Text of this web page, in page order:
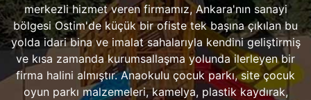
merkezli hizmet veren firmamız, Ankara'nın sanayi
bölgesi Ostim'de küçük bir ofiste tek başına çıkılan bu
yolda idari bina ve imalat sahalarıyla kendini geliştirmiş
ve kısa zamanda kurumsallaşma yolunda ilerleyen bir
firma halini almıştır. Anaokulu çocuk parkı, site çocuk
oyun parkı malzemeleri, kamelya, plastik kaydırak,